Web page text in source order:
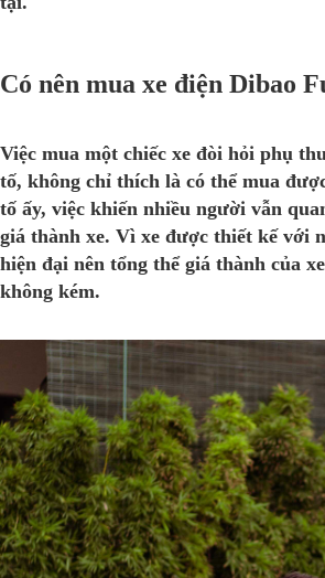
Có nên mua xe điện Dibao
Việc mua một chiếc xe đòi hỏi phụ
tố, không chỉ thích là có thể mua
tố ấy, việc khiến nhiều người vẫn
giá thành xe. Vì xe được thiết kế với
hiện đại nên tổng thể giá thành của
không kém.